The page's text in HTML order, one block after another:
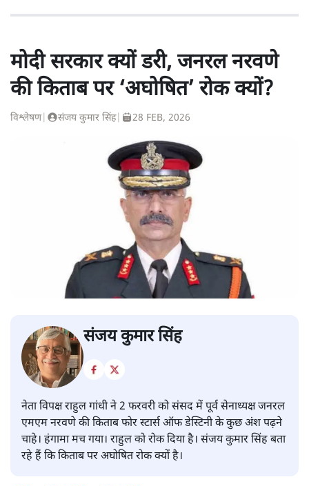
मोदी सरकार क्यों डरी, जनरल नरवणे
की किताब पर ‘अघोषित’ रोक क्यों?
विश्लेषण| संजय कुमार सिंह| 28 FEB, 2026
संजय कुमार सिंह
नेता विपक्ष राहुल गांधी ने 2 फरवरी को संसद में पूर्व सेनाध्यक्ष जनरल
एमएम नरवणे की किताब फोर स्टार्स ऑफ डेस्टिनी के कुछ अंश पढ़ने
चाहे। हंगामा मच गया। राहुल को रोक दिया है। संजय कुमार सिंह बता
रहे हैं कि किताब पर अघोषित रोक क्यों है।